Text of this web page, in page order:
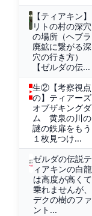
【ティアキン】
リトの村の深穴
の場所（ヘブラ
廃鉱に繋がる深
穴の行き方）
【ゼルダの伝...
生②【考察視点
の】ティアーズ
オブザキングダ
ム 黄泉の川の
謎の鉄扉をもう
１枚見つけ...
ゼルダの伝説テ
ィアキンの白龍
は高度が高くて
乗れませんが、
デクの樹のファ
ント...